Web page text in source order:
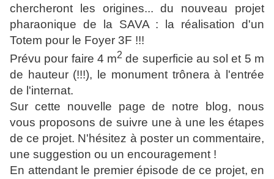
chercheront les origines... du nouveau projet
pharaonique de la SAVA : la réalisation d'un
Totem pour le Foyer 3F !!!
Prévu pour faire 4 m2 de superficie au sol et 5 m
de hauteur (!!!), le monument trônera à l'entrée
de l'internat.
Sur cette nouvelle page de notre blog, nous
vous proposons de suivre une à une les étapes
de ce projet. N'hésitez à poster un commentaire,
une suggestion ou un encouragement !
En attendant le premier épisode de ce projet, en